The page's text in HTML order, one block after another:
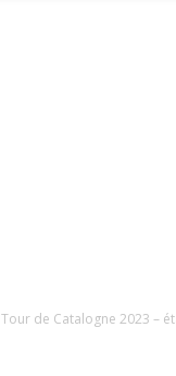
Tour de Catalogne 2023 –